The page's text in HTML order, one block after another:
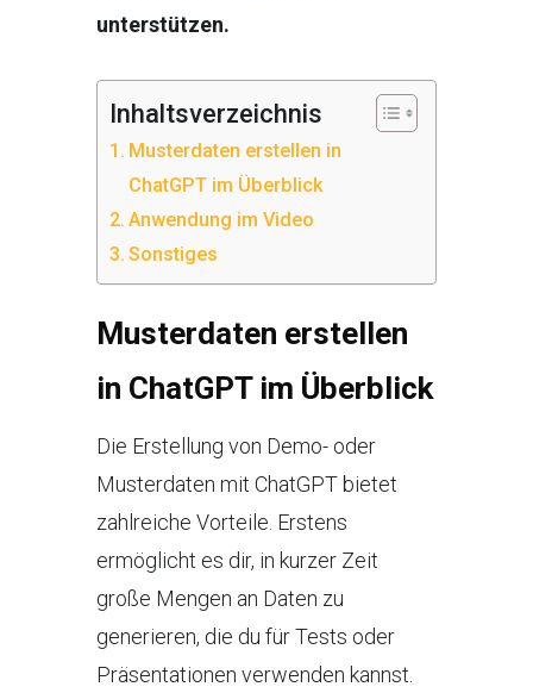
unterstützen.
Inhaltsverzeichnis
Musterdaten erstellen in
ChatGPT im Überblick
Anwendung im Video
Sonstiges
Musterdaten erstellen
in ChatGPT im Überblick
Die Erstellung von Demo- oder
Musterdaten mit ChatGPT bietet
zahlreiche Vorteile. Erstens
ermöglicht es dir, in kurzer Zeit
große Mengen an Daten zu
generieren, die du für Tests oder
Präsentationen verwenden kannst.